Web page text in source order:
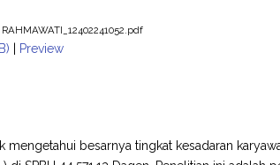
RAHMAWATI_12402241052.pdf
| Preview
mengetahui besarnya tingkat kesadaran